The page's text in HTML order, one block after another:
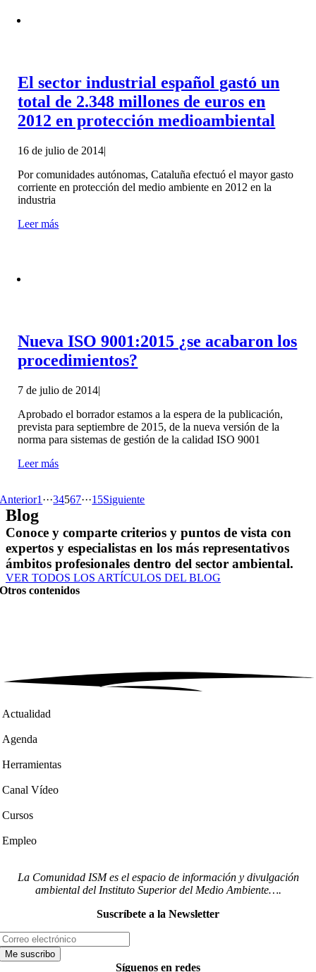
El sector industrial español gastó un
total de 2.348 millones de euros en
2012 en protección medioambiental
16 de julio de 2014|
Por comunidades autónomas, Cataluña efectuó el mayor gasto
corriente en protección del medio ambiente en 2012 en la
industria
Leer más
Nueva ISO 9001:2015 ¿se acabaron los
procedimientos?
7 de julio de 2014|
Aprobado el borrador estamos a la espera de la publicación,
prevista para septiembre de 2015, de la nueva versión de la
norma para sistemas de gestión de la calidad ISO 9001
Leer más
Anterior1 ···34567···15Siguiente
Blog
Conoce y comparte criterios y puntos de vista con
expertos y especialistas en los más representativos
ámbitos profesionales dentro del sector ambiental.
VER TODOS LOS ARTÍCULOS DEL BLOG
Otros contenidos
Actualidad
Agenda
Herramientas
Canal Vídeo
Cursos
Empleo
La Comunidad ISM es el espacio de información y divulgación
ambiental del Instituto Superior del Medio Ambiente….
Suscríbete a la Newsletter
Síguenos en redes